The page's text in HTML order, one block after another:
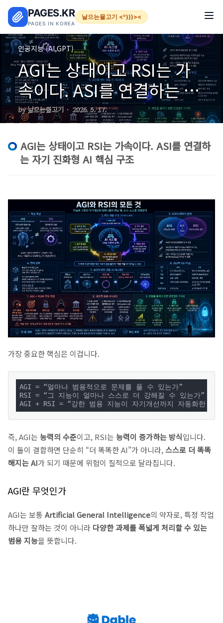
PAGES.KR
PAGES IN KOREA
날으는물고기 <º)))><
인공지능 (AI,GPT)
AGI는 상태이고 RSI는 가
속이다. ASI를 연결하는 자
기 진화형 AI 핵심 구조
by 날으는물고기 2026. 5. 17.
AGI는 상태이고 RSI는 가속이다. ASI를 연결하
는 자기 진화형 AI 핵심 구조
가장 중요한 핵심은 이겁니다.
AGI = “얼마나 범용적으로 문제를 풀 수 있는가”
RSI = “그 지능이 얼마나 스스로 더 강해질 수 있는가”
AGI + RSI = “강한 범용 지능이 자기개선까지 자동화한 상
즉, AGI는 능력의 수준이고, RSI는 능력이 증가하는 방식입니다.
이 둘이 결합하면 단순히 “더 똑똑한 AI”가 아니라,스스로 더 똑똑
해지는 AI가 되기 때문에 위험이 질적으로 달라집니다.
AGI란 무엇인가
AGI는 보통 Artificial General Intelligence의 약자로, 특정 작업
하나만 잘하는 것이 아니라 다양한 과제를 폭넓게 처리할 수 있는
범용 지능을 뜻합니다.